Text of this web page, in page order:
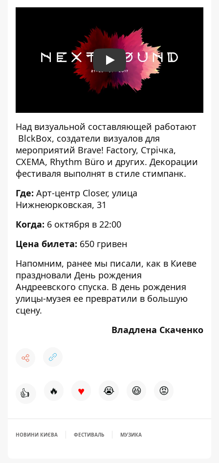
Play
Над визуальной составляющей работают
BlckBox, создатели визуалов для
мероприятий Brave! Factory, Стрiчка,
СХЕМА, Rhythm Büro и других. Декорации
фестиваля выполнят в стиле стимпанк.
Где: Арт-центр Closer, улица
Нижнеюрковская, 31
Когда: 6 октября в 22:00
Цена билета: 650 гривен
Напомним, ранее мы писали, как в Киеве
праздновали День рождения
Андреевского спуска. В день рождения
улицы-музея ее превратили в большую
сцену.
Владлена Скаченко
👍 🔥 ♥ 😭 😆 😡
НОВИНИ КИЄВА ФЕСТИВАЛЬ МУЗИКА